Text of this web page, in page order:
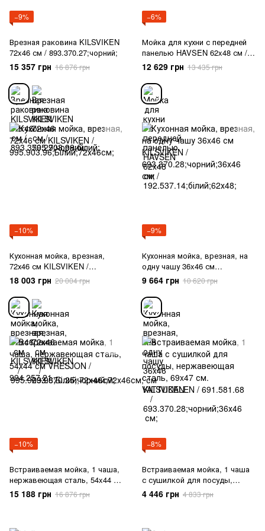
−9%
Врезная раковина KILSVIKEN
72x46 см / 893.370.27;чорний;
15 357 грн 16 876 грн
−6%
Мойка для кухни с передней
панелью HAVSEN 62x48 см /
192.537.14;білий;62х48;
12 629 грн 13 435 грн
−10%
Кухонная мойка, врезная,
72х46 см KILSVIKEN /
995.903.96;Білий;72х46см;
18 003 грн 20 004 грн
−9%
Кухонная мойка, врезная, на
одну чашу 36x46 см
KILSVIKEN /
693.370.28;чорний;36х46 см;
9 664 грн 10 620 грн
−10%
Встраиваемая мойка, 1 чаша,
нержавеющая сталь, 54x44 см
VRESJON / 994.257.21
15 188 грн 16 876 грн
−8%
Встраиваемая мойка, 1 чаша
с сушилкой для посуды,
нержавеющая сталь, 69x47
см. VATTUDALEN / 691.581.68
4 446 грн 4 833 грн